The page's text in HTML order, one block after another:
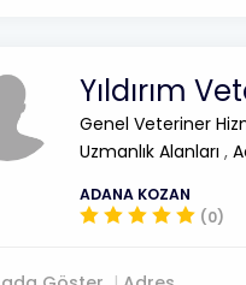
Yıldırım
Genel Veteriner
Uzmanlık Alanları ,
ADANA KOZAN
(0)